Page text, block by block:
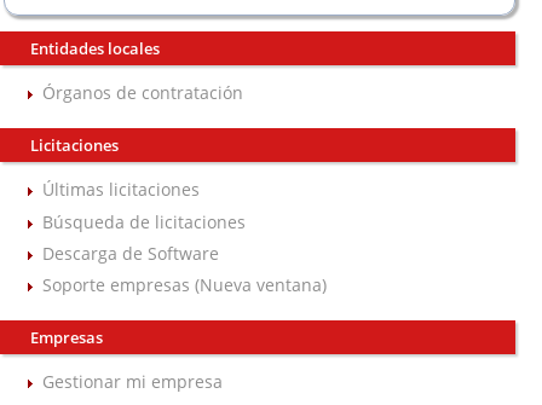
Entidades locales
Órganos de contratación
Licitaciones
Últimas licitaciones
Búsqueda de licitaciones
Descarga de Software
Soporte empresas (Nueva ventana)
Empresas
Gestionar mi empresa